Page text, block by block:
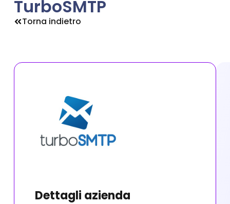
TurboSMTP
Torna indietro
Dettagli azienda